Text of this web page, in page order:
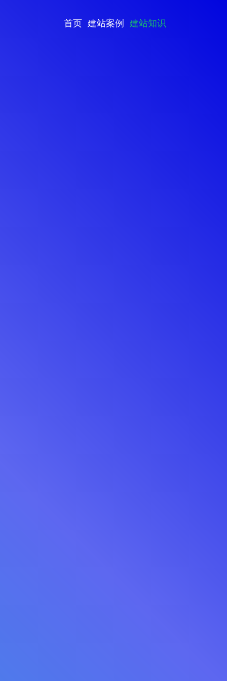
首页 建站案例 建站知识